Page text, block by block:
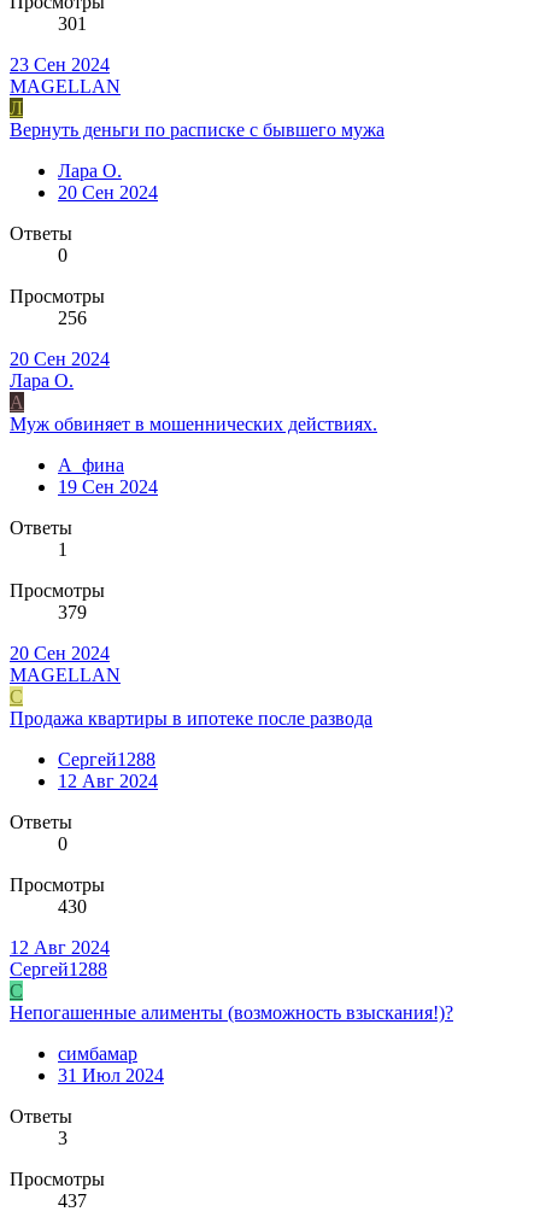
301
23 Сен 2024
MAGELLAN
Л
Вернуть деньги по расписке с бывшего мужа
Лара О.
20 Сен 2024
Ответы
0
Просмотры
256
20 Сен 2024
Лара О.
А
Муж обвиняет в мошеннических действиях.
А_фина
19 Сен 2024
Ответы
1
Просмотры
379
20 Сен 2024
MAGELLAN
С
Продажа квартиры в ипотеке после развода
Сергей1288
12 Авг 2024
Ответы
0
Просмотры
430
12 Авг 2024
Сергей1288
С
Непогашенные алименты (возможность взыскания!)?
симбамар
31 Июл 2024
Ответы
3
Просмотры
437